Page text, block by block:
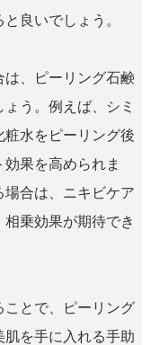
良いでしょう。
は、ピーリング石鹸
う。例えば、シミ
水をピーリング後
果を高められま
合は、ニキビケア
乗効果が期待でき
ことで、ピーリング
を手に入れる手助